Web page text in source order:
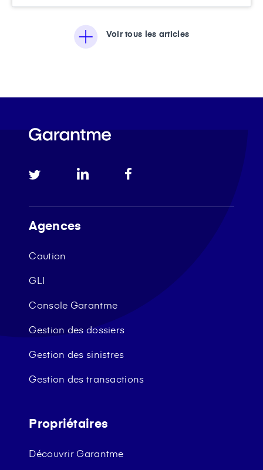
Voir tous les articles
Agences
Caution
GLI
Console Garantme
Gestion des dossiers
Gestion des sinistres
Gestion des transactions
Propriétaires
Découvrir Garantme